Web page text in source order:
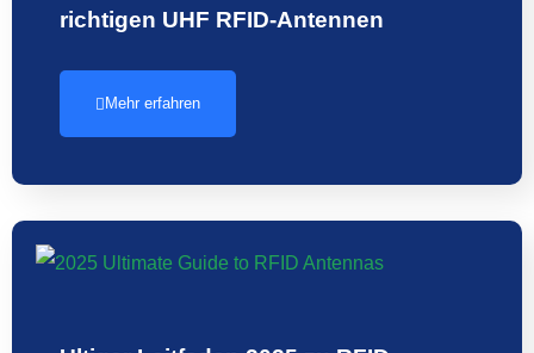
richtigen UHF RFID-Antennen
Mehr erfahren